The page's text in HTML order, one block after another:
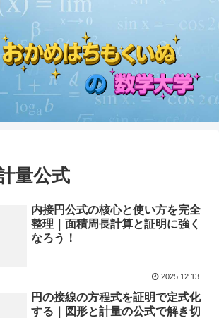
量公式
内接円公式の核心と使い方を完全
整理｜面積周長計算と証明に強く
なろう！
2025.12.13
円の接線の方程式を証明で定式化
する｜図形と計量の公式で解き切